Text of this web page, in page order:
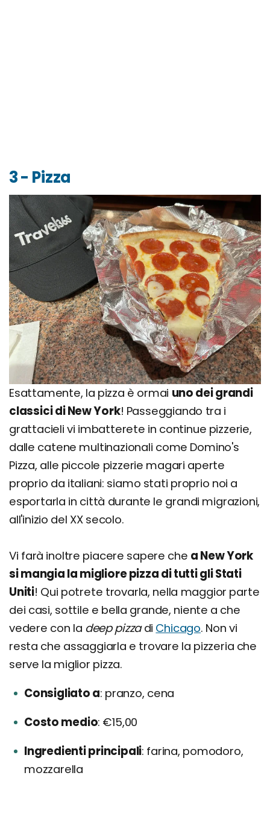
3 - Pizza
Esattamente, la pizza è ormai uno dei grandi
classici di New York! Passeggiando tra i
grattacieli vi imbatterete in continue pizzerie,
dalle catene multinazionali come Domino's
Pizza, alle piccole pizzerie magari aperte
proprio da italiani: siamo stati proprio noi a
esportarla in città durante le grandi migrazioni,
all'inizio del XX secolo.
Vi farà inoltre piacere sapere che a New York
si mangia la migliore pizza di tutti gli Stati
Uniti! Qui potrete trovarla, nella maggior parte
dei casi, sottile e bella grande, niente a che
vedere con la deep pizzadi Chicago. Non vi
resta che assaggiarla e trovare la pizzeria che
serve la miglior pizza.
Consigliato a pranzo, cena
Costo medio €15,00
Ingredienti principali farina, pomodoro,
mozzarella